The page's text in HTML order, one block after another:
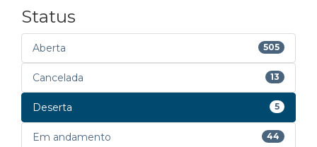
Status
Aberta 505
Cancelada 13
Deserta 5
Em andamento 44